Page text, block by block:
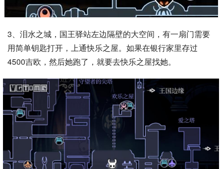
3、泪水之城，国王驿站左边隔壁的大空间，有一扇门需要
用简单钥匙打开，上通快乐之屋。如果在银行家里存过
4500吉欧，然后她跑了，就要去快乐之屋找她。